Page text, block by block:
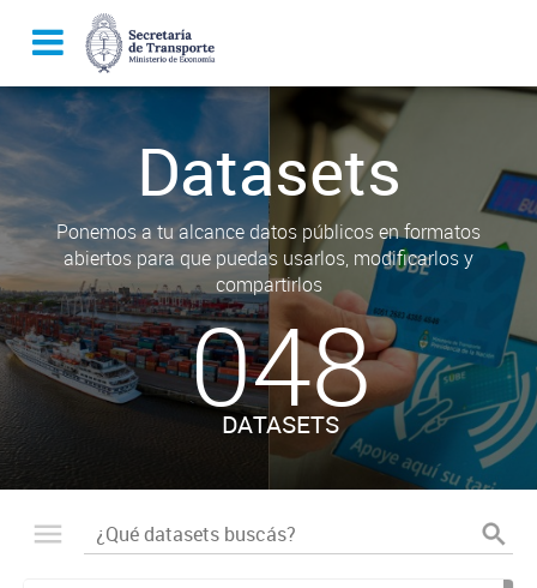
Datasets
Ponemos a tu alcance datos públicos en formatos
abiertos para que puedas usarlos, modificarlos y
compartirlos
048
DATASETS